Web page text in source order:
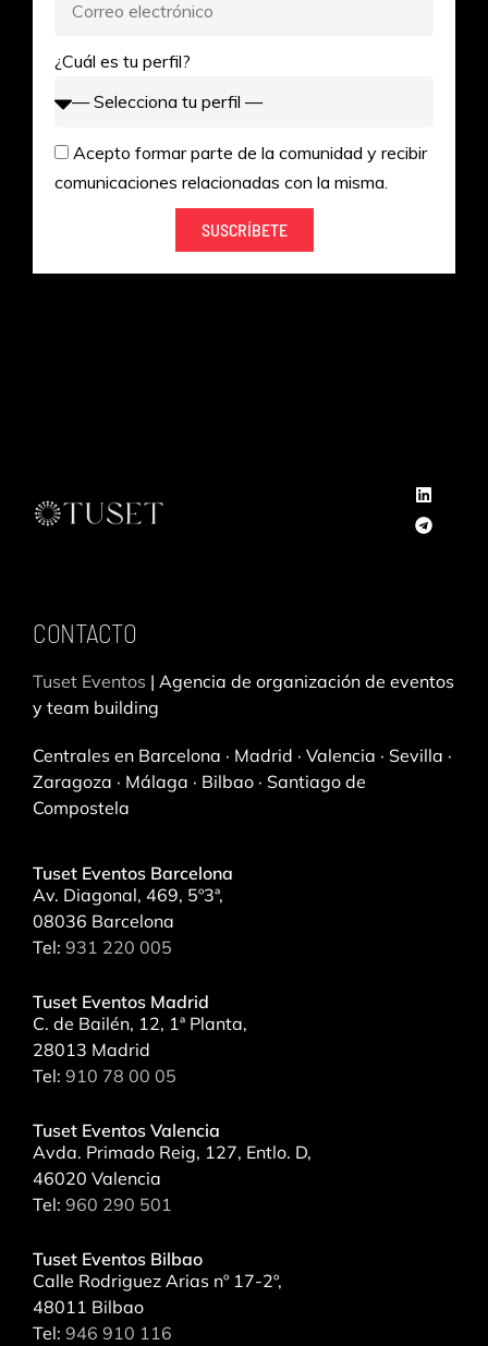
¿Cuál es tu perfil?
Acepto formar parte de la comunidad y recibir
comunicaciones relacionadas con la misma.
SUSCRÍBETE
L
i
n
T
e
m
CONTACTO
Tuset Eventos | Agencia de organización de eventos
y team building
Centrales en Barcelona · Madrid · Valencia · Sevilla ·
Zaragoza · Málaga · Bilbao · Santiago de
Compostela
Tuset Eventos Barcelona
Av. Diagonal, 469, 5º3ª,
08036 Barcelona
Tel: 931 220 005
Tuset Eventos Madrid
C. de Bailén, 12, 1ª Planta,
28013 Madrid
Tel: 910 78 00 05
Tuset Eventos Valencia
Avda. Primado Reig, 127, Entlo. D,
46020 Valencia
Tel: 960 290 501
Tuset Eventos Bilbao
Calle Rodriguez Arias nº 17-2º,
48011 Bilbao
Tel: 946 910 116